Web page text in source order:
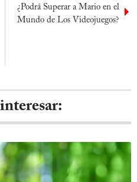
¿Podrá Superar a Mario en el
Mundo de Los Videojuegos?